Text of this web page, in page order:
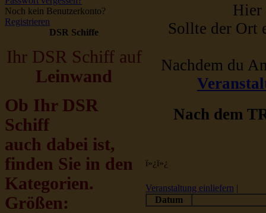
Noch kein Benutzerkonto?
Registrieren
DSR Schiffe
Ihr DSR Schiff auf
Leinwand
Ob Ihr DSR
Schiff
auch dabei ist,
finden Sie in den
Kategorien.
Größen:
Hier
Sollte der Ort
Nachdem du
Nach dem
ï»¿ï»¿
Veranstaltung einliefern |
Datum